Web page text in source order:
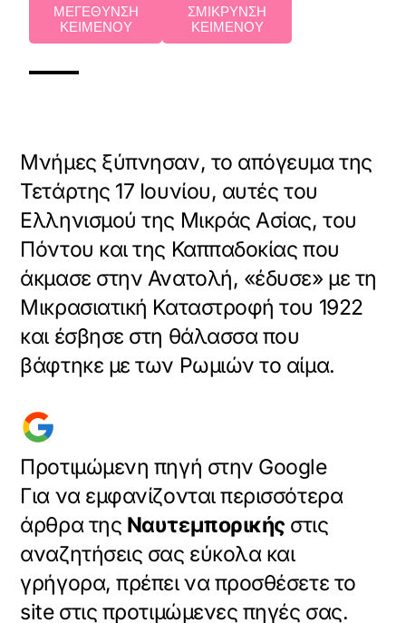
ΜΕΓΕΘΥΝΣΗ
ΚΕΙΜΕΝΟΥ
ΣΜΙΚΡΥΝΣΗ
ΚΕΙΜΕΝΟΥ
Μνήμες ξύπνησαν, το απόγευμα της
Τετάρτης 17 Ιουνίου, αυτές του
Ελληνισμού της Μικράς Ασίας, του
Πόντου και της Καππαδοκίας που
άκμασε στην Ανατολή, «έδυσε» με τη
Μικρασιατική Καταστροφή του 1922
και έσβησε στη θάλασσα που
βάφτηκε με των Ρωμιών το αίμα.
Προτιμώμενη πηγή στην Google
Για να εμφανίζονται περισσότερα
άρθρα της Ναυτεμπορικής στις
αναζητήσεις σας εύκολα και
γρήγορα, πρέπει να προσθέσετε το
site στις προτιμώμενες πηγές σας.